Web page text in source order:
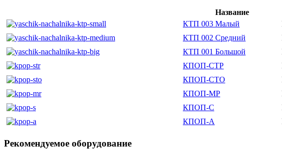
Название
КТП 003 Малый
КТП 002 Средний
КТП 001 Большой
КПОП-СТР
КПОП-СТО
КПОП-МР
КПОП-С
КПОП-А
Рекомендуемое оборудование